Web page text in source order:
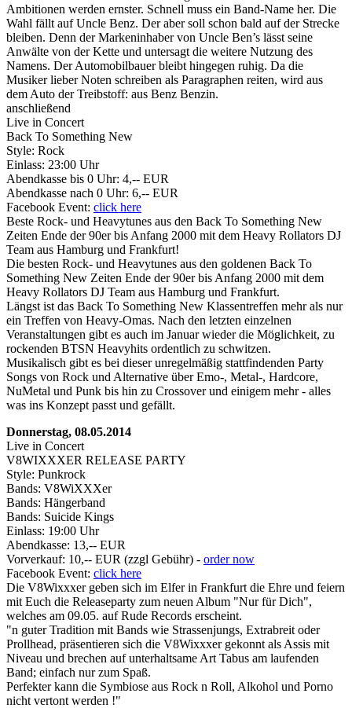
Ambitionen werden ernster. Schnell muss ein Band-Name her. Die
Wahl fällt auf Uncle Benz. Der aber soll schon bald auf der Strecke
bleiben. Denn der Markeninhaber von Uncle Ben’s lässt seine
Anwälte von der Kette und untersagt die weitere Nutzung des
Namens. Der Automobilbauer bleibt hingegen ruhig. Da die
Musiker lieber Noten schreiben als Paragraphen reiten, wird aus
dem Auto der Treibstoff: aus Benz Benzin.
anschließend
Live in Concert
Back To Something New
Style: Rock
Einlass: 23:00 Uhr
Abendkasse bis 0 Uhr: 4,-- EUR
Abendkasse nach 0 Uhr: 6,-- EUR
Facebook Event: click here
Beste Rock- und Heavytunes aus den Back To Something New
Zeiten Ende der 90er bis Anfang 2000 mit dem Heavy Rollators DJ
Team aus Hamburg und Frankfurt!
Die besten Rock- und Heavytunes aus den goldenen Back To
Something New Zeiten Ende der 90er bis Anfang 2000 mit dem
Heavy Rollators DJ Team aus Hamburg und Frankfurt.
Längst ist das Back To Something New Klassentreffen mehr als nur
ein Treffen von Heavy-Omas. Nach den letzten einzelnen
Veranstaltungen gibt es auch im Januar wieder die Möglichkeit, zu
rockenden BTSN Heavyhits ordentlich zu schwitzen.
Musikalisch gibt es bei dieser unregelmäßig stattfindenden Party
Songs von Rock und Alternative über Emo-, Metal-, Hardcore,
NuMetal und Punk bis hin zu Crossover und einigem mehr - alles
was ins Konzept passt und gefällt.
Donnerstag, 08.05.2014
Live in Concert
V8WIXXXER RELEASE PARTY
Style: Punkrock
Bands: V8WiXXXer
Bands: Hängerband
Bands: Suicide Kings
Einlass: 19:00 Uhr
Abendkasse: 13,-- EUR
Vorverkauf: 10,-- EUR (zzgl Gebühr) - order now
Facebook Event: click here
Die V8Wixxxer geben sich im Elfer in Frankfurt die Ehre und feiern
mit Euch die Releaseparty zum neuen Album "Nur für Dich",
welches am 09.05. auf Rude Records erscheint.
"n guter Tradition mit Bands wie Strassenjungs, Extrabreit oder
Prollhead, präsentieren sich die V8Wixxxer gekonnt als Assis mit
Niveau und brechen auf unterhaltsame Art Tabus am laufenden
Band; einfach nur zum Spaß.
Perfekter kann die Symbiose aus Rock n Roll, Alkohol und Porno
nicht vertont werden !"